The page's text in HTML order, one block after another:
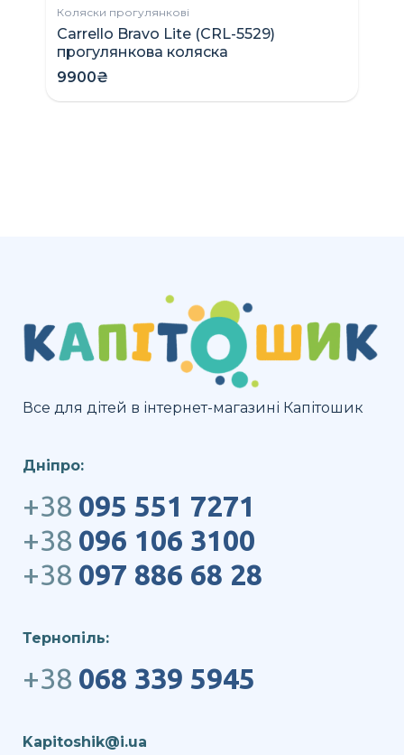
Коляски прогулянкові
Carrello Bravo Lite (CRL-5529)
прогулянкова коляска
9900₴
Все для дітей в інтернет-магазині Капітошик
Дніпро:
+38 095 551 7271
+38 096 106 3100
+38 097 886 68 28
Тернопіль:
+38 068 339 5945
Kapitoshik@i.ua